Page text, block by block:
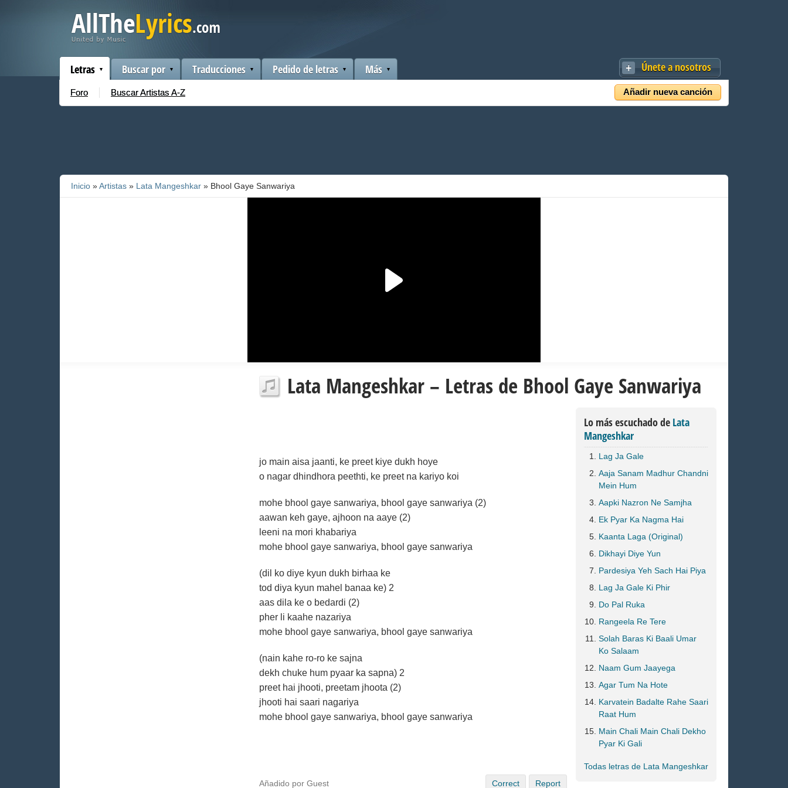
Únete a nosotros
Añadir nueva canción
Letras
Foro Buscar Artistas A-Z
Buscar por Traducciones Pedido de letras Más
Inicio »Artistas » Lata Mangeshkar » Bhool Gaye Sanwariya
Lata Mangeshkar – Letras de Bhool Gaye Sanwariya
jo main aisa jaanti, ke preet kiye dukh hoye
o nagar dhindhora peethti, ke preet na kariyo koi
mohe bhool gaye sanwariya, bhool gaye sanwariya (2)
aawan keh gaye, ajhoon na aaye (2)
leeni na mori khabariya
mohe bhool gaye sanwariya, bhool gaye sanwariya
(dil ko diye kyun dukh birhaa ke
tod diya kyun mahel banaa ke) 2
aas dila ke o bedardi (2)
pher li kaahe nazariya
mohe bhool gaye sanwariya, bhool gaye sanwariya
(nain kahe ro-ro ke sajna
dekh chuke hum pyaar ka sapna) 2
preet hai jhooti, preetam jhoota (2)
jhooti hai saari nagariya
mohe bhool gaye sanwariya, bhool gaye sanwariya
Añadido por Guest Correct Report
Lo más escuchado de Lata
Mangeshkar
Lag Ja Gale
Aaja Sanam Madhur Chandni
Mein Hum
Aapki Nazron Ne Samjha
Ek Pyar Ka Nagma Hai
Kaanta Laga (Original)
Dikhayi Diye Yun
Pardesiya Yeh Sach Hai Piya
Lag Ja Gale Ki Phir
Do Pal Ruka
Rangeela Re Tere
Solah Baras Ki Baali Umar
Ko Salaam
Naam Gum Jaayega
Agar Tum Na Hote
Karvatein Badalte Rahe Saari
Raat Hum
Main Chali Main Chali Dekho
Pyar Ki Gali
Todas letras de Lata Mangeshkar